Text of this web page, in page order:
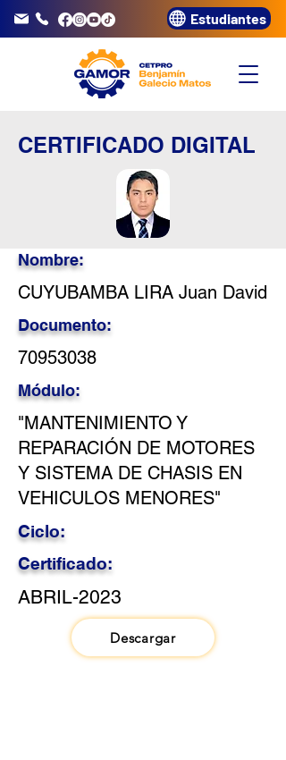
3320072 Estudiantes
CERTIFICADO DIGITAL
Nombre:
CUYUBAMBA LIRA Juan David
Documento:
70953038
Módulo:
"MANTENIMIENTO Y
REPARACIÓN DE MOTORES
Y SISTEMA DE CHASIS EN
VEHICULOS MENORES"
Ciclo:
Certificado:
ABRIL-2023
Descargar